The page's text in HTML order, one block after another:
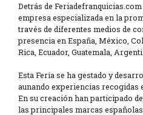
Detrás de
empresa especializada en la
través de diferentes medios de
presencia en España, México,
Rica, Ecuador, Guatemala,
Esta Feria se ha gestado y
aunando experiencias recogidas
En su creación han participado
las principales marcas